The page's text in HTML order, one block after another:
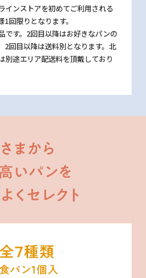
ンストアを初めてご利用される
回限りとなります。
です。2回目以降はお好きなパンの
2回目以降は送料別となります。北
別途エリア配送料を頂戴しており